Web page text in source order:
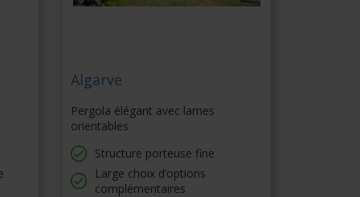
Algarve
Pergola élégant avec lames
orientables
Structure porteuse fine
Large choix d’options
complémentaires